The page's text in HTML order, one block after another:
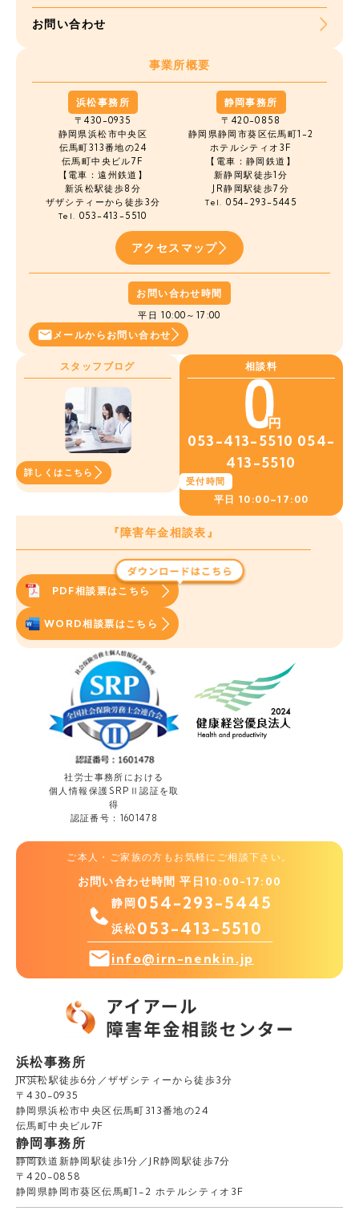
お問い合わせ
事業所概要
浜松事務所
〒430-0935
静岡県浜松市中央区
伝馬町313番地の24
伝馬町中央ビル7F
【電車：遠州鉄道】
新浜松駅徒歩8分
ザザシティーから徒歩3分
Tel. 053-413-5510
静岡事務所
〒420-0858
静岡県静岡市葵区伝馬町1-2
ホテルシティオ3F
【電車：静岡鉄道】
新静岡駅徒歩1分
JR静岡駅徒歩7分
Tel. 054-293-5445
アクセスマップ
お問い合わせ時間
平日 10:00～17:00
メールから お問い合わせ
スタッフブログ
詳しくはこちら
相談料
053-413-5510 054-
413-5510
受付時間
平日 10:00~17:00
『障害年金相談表』
PDF相談票はこちら
WORD相談票はこちら
社労士事務所における
個人情報保護SRPⅡ認証を取
得
認証番号：1601478
ご本人・ご家族の方もお気軽にご相談下さい。
お問い合わせ時間 平日10:00-17:00
静岡054-293-5445
浜松053-413-5510
info@irn-nenkin.jp
浜松事務所
JR浜松駅徒歩6分／ザザシティーから徒歩3分
〒430-0935
静岡県浜松市中央区伝馬町313番地の24
伝馬町中央ビル7F
静岡事務所
静岡鉄道新静岡駅徒歩1分／JR静岡駅徒歩7分
〒420-0858
静岡県静岡市葵区伝馬町1-2 ホテルシティオ3F